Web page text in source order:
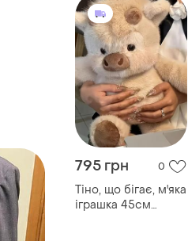
795 грн 0
Тіно, що бігає, м'яка
іграшка 45см